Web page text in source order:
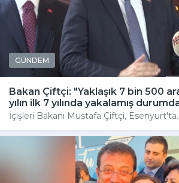
GÜNDEM
Bakan Çiftçi: "Yaklaşık 7 bin 500
yılın ilk 7 yılında yakalamış
İçişleri Bakanı Mustafa Çiftçi,